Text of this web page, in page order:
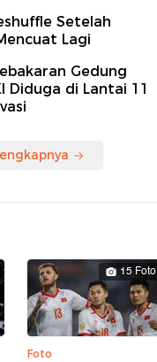
Setelah
Lagi
Gedung
Diduga di Lantai 11
15 Foto
Foto